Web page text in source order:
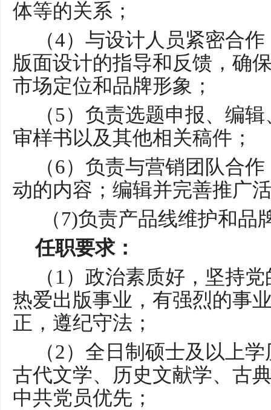
体等的关系；
（4）与设计人员紧密合
版面设计的指导和反馈，确
市场定位和品牌形象；
（5）负责选题申报、编
审样书以及其他相关稿件；
（6）负责与营销团队合
动的内容；编辑并完善推广
（7)负责产品线维护和品
任职要求：
（ 1）政治素质好，坚持
热爱出版事业，有强烈的事
正，遵纪守法；
（2）全日制硕士及以上
古代文学、历史文献学、古
中共党员优先；